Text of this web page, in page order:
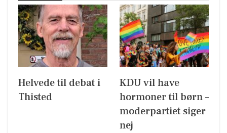
Helvede til debat i
Thisted
KDU vil have
hormoner til børn –
moderpartiet siger
nej